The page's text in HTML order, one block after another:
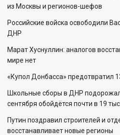
из Москвы и регионов-шефов
Российские войска освободили
ДНР
Марат Хуснуллин: аналогов
мире нет
«Купол Донбасса» предотвратил
Школьные сборы в ДНР
сентября обойдётся почти в 19
Путин поздравил строителей и
восстанавливает новые регионы